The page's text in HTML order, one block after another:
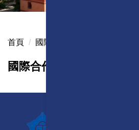
首頁 國際合作
國際合作